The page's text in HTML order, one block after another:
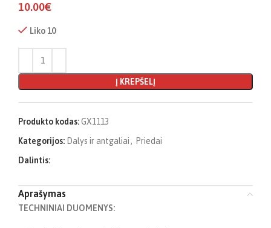
10.00€
Liko 10
Į KREPŠELĮ
Produkto kodas:GX1113
Kategorijos: Dalys ir antgaliai, Priedai
Dalintis:
Aprašymas
TECHNINIAI DUOMENYS: